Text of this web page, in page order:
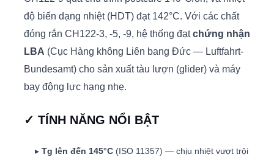
độ biến dạng nhiệt (HDT) đạt 142°C. Với các chất
đóng rắn CH122-3, -5, -9, hệ thống đạtchứng nhận
LBA (Cục Hàng không Liên bang Đức — Luftfahrt-
Bundesamt) cho sản xuất tàu lượn (glider) và máy
bay động lực hạng nhẹ.
✓ TÍNH NĂNG NỔI BẬT
▸Tg lên đến 145°C (ISO 11357) — chịu nhiệt vượt trội